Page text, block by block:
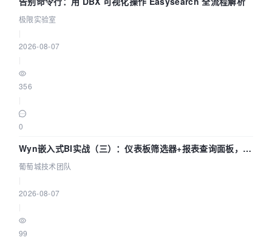
极限实验室
2026-08-07
356
0
Wyn嵌入式BI实战（三）：仪表板筛选器+报表查询面板，参
数联动全闭环
葡萄城技术团队
2026-08-07
99